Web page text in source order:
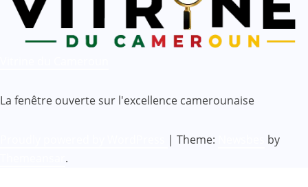
La fenêtre ouverte sur l'excellence camerounaise
| Theme:
by
.